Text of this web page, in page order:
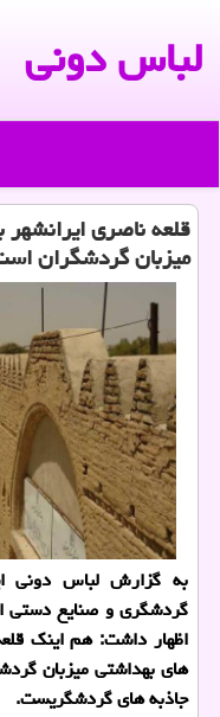
لباس دونی
قلعه ناصری
میزبان گردشگران
به گزارش لباس دونی
گردشگری و صنایع دستی
اظهار داشت: هم اینک
های بهداشتی میزبان
جاذبه های گردشگریست.